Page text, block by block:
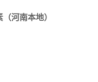
河南本地）